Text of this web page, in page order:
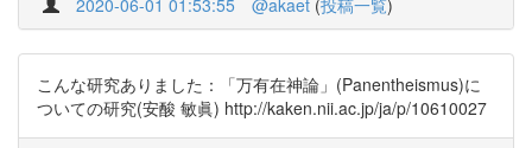
2020-06-01 01:53:55 @akaet (投稿一覧)
こんな研究ありました：「万有在神論」(Panentheismus)に
ついての研究(安酸 敏眞) http://kaken.nii.ac.jp/ja/p/10610027